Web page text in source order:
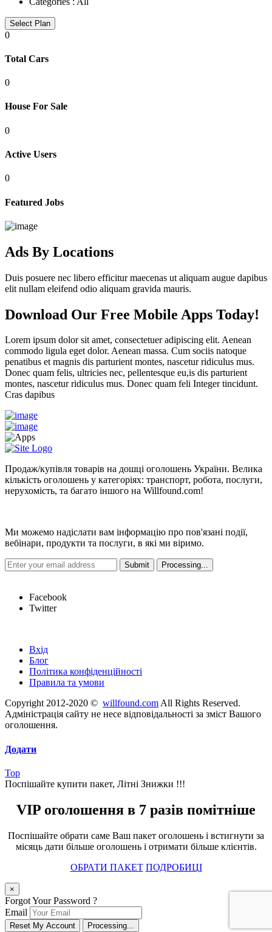
Select Plan
0
Total Cars
0
House For Sale
0
Active Users
0
Featured Jobs
Ads By Locations
Duis posuere nec libero efficitur maecenas ut aliquam augue dapibus
elit nullam eleifend odio aliquam gravida mauris.
Download Our Free Mobile Apps Today!
Lorem ipsum dolor sit amet, consectetuer adipiscing elit. Aenean
commodo ligula eget dolor. Aenean massa. Cum sociis natoque
penatibus et magnis dis parturient montes, nascetur ridiculus mus.
Donec quam felis, ultricies nec, pellentesque eu,is dis parturient
montes, nascetur ridiculus mus. Donec quam feli Integer tincidunt.
Cras dapibus
Продаж/купівля товарів на дошці оголошень України. Велика
кількість оголошень у категоріях: транспорт, робота, послуги,
нерухомість, та багато іншого на Willfound.com!
Ми можемо надіслати вам інформацію про пов'язані події,
вебінари, продукти та послуги, в які ми віримо.
Facebook
Twitter
Вхід
Блог
Політика конфіденційності
Правила та умови
Copyright 2012-2020 © willfound.comAll Rights Reserved.
Адміністрація сайту не несе відповідальності за зміст Вашого
оголошення.
Додати
Top
Поспішайте купити пакет, Літні Знижки !!!
VIP оголошення в 7 разів помітніше
Поспішайте обрати саме Ваш пакет оголошень і встигнути за
місяць дати більше оголошень і отримати більше клієнтів.
ОБРАТИ ПАКЕТ ПОДРОБИЦІ
×
Forgot Your Password ?
Email
Reset My Account Processing...